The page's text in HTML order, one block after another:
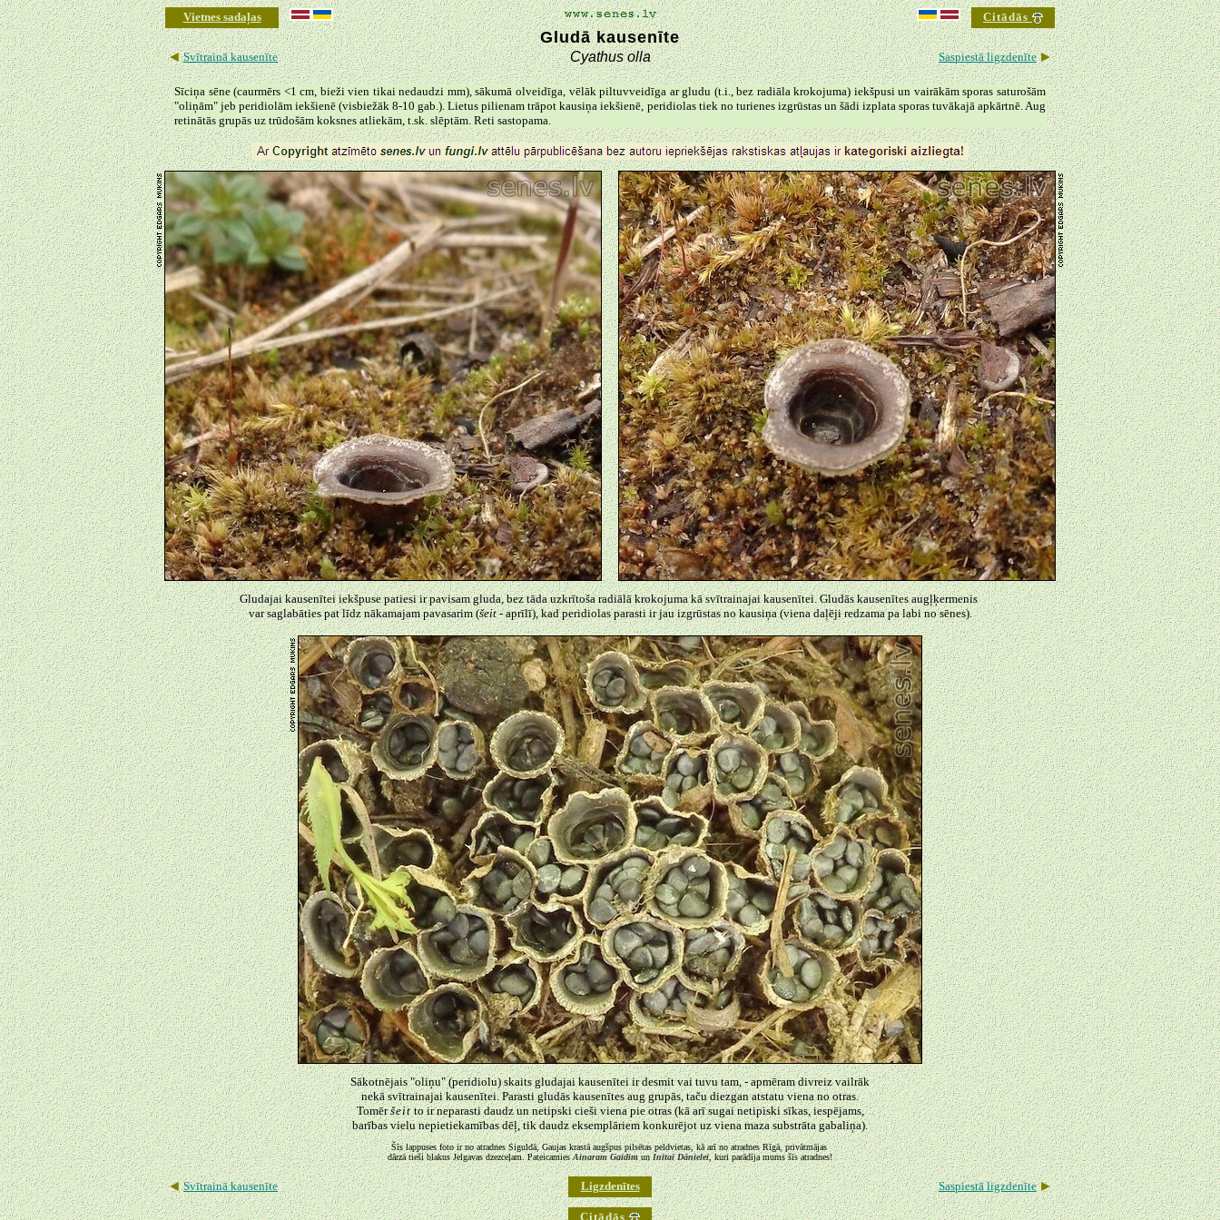
Vietnes sadaļas Citādās
Gludā kausenīte
◄Svītrainā kausenīte Cyathus olla Saspiestā ligzdenīte►
Sīciņa sēne (caurmērs <1 cm, bieži vien tikai nedaudzi mm), sākumā olveidīga, vēlāk piltuvveidīga ar gludu (t.i., bez radiāla krokojuma) iekšpusi un vairākām sporas saturošām
"oliņām" jeb peridiolām iekšienē (visbiežāk 8-10 gab.). Lietus pilienam trāpot kausiņa iekšienē, peridiolas tiek no turienes izgrūstas un šādi izplata sporas tuvākajā apkārtnē. Aug
retinātās grupās uz trūdošām koksnes atliekām, t.sk. slēptām. Reti sastopama.
Gludajai kausenītei iekšpuse patiesi ir pavisam gluda, bez tāda uzkrītoša radiālā krokojuma kā svītrainajai kausenītei. Gludās kausenītes augļķermenis
var saglabāties pat līdz nākamajam pavasarim (šeit- aprīlī), kad peridiolas parasti ir jau izgrūstas no kausiņa (viena daļēji redzama pa labi no sēnes).
Sākotnējais "oliņu" (peridiolu) skaits gludajai kausenītei ir desmit vai tuvu tam, - apmēram divreiz vailrāk
nekā svītrainajai kausenītei. Parasti gludās kausenītes aug grupās, taču diezgan atstatu viena no otras.
Tomēršeitto ir neparasti daudz un netipski cieši viena pie otras (kā arī sugai netipiski sīkas, iespējams,
barības vielu nepietiekamības dēļ, tik daudz eksemplāriem konkurējot uz viena maza substrāta gabaliņa).
Šīs lappuses foto ir no atradnes Siguldā, Gaujas krastā augšpus pilsētas peldvietas, kā arī no atradnes Rīgā, privātmājas
dārzā tieši blakus Jelgavas dzezceļam. PateicamiesAinaram GaidimunInitai Dānielei, kuri parādīja mums šīs atradnes!
◄Svītrainā kausenīte Ligzdenītes Saspiestā ligzdenīte►
Citādās